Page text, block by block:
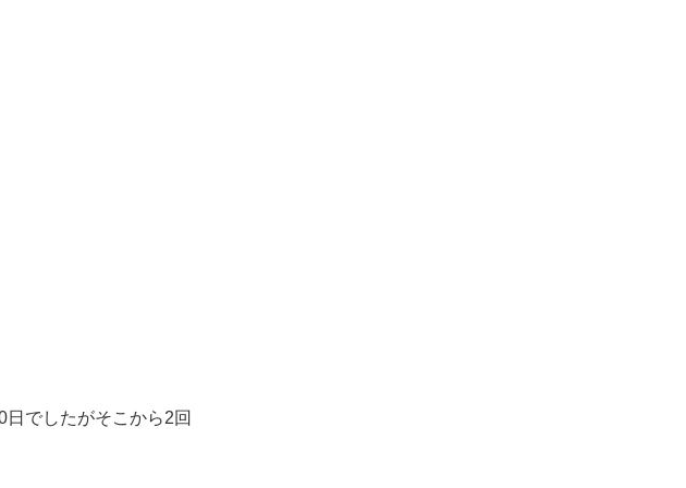
でしたがそこから2回